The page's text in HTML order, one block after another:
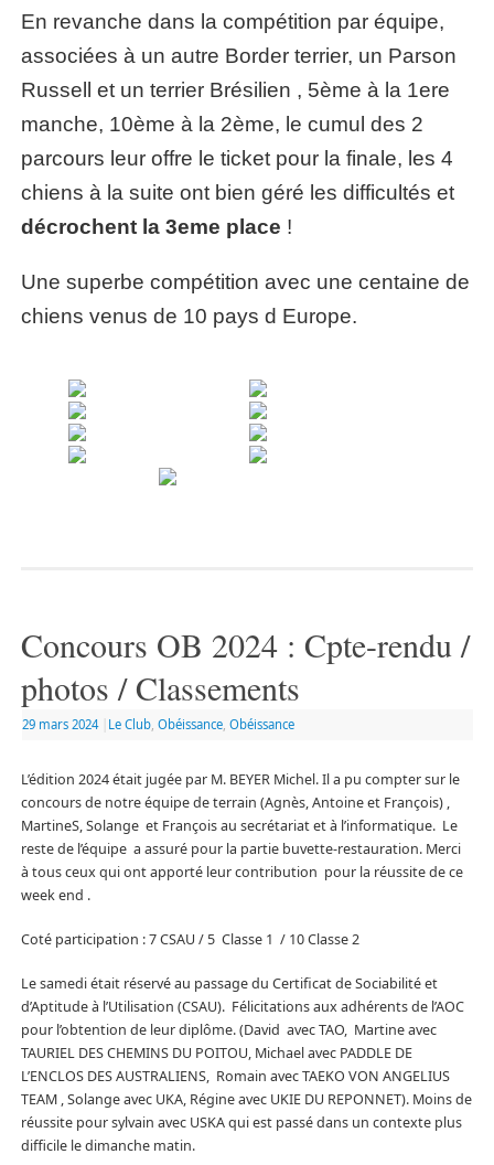
En revanche dans la compétition par équipe,
associées à un autre Border terrier, un Parson
Russell et un terrier Brésilien , 5ème à la 1ere
manche, 10ème à la 2ème, le cumul des 2
parcours leur offre le ticket pour la finale, les 4
chiens à la suite ont bien géré les difficultés et
décrochent la 3eme place !
Une superbe compétition avec une centaine de
chiens venus de 10 pays d Europe.
Concours OB 2024 : Cpte-rendu /
photos / Classements
29 mars 2024 Le Club, Obéissance, Obéissance
L’édition 2024 était jugée par M. BEYER Michel. Il a pu compter sur le
concours de notre équipe de terrain (Agnès, Antoine et François) ,
MartineS, Solange et François au secrétariat et à l’informatique. Le
reste de l’équipe a assuré pour la partie buvette-restauration. Merci
à tous ceux qui ont apporté leur contribution pour la réussite de ce
week end .
Coté participation : 7 CSAU / 5 Classe 1 / 10 Classe 2
Le samedi était réservé au passage du Certificat de Sociabilité et
d’Aptitude à l’Utilisation (CSAU). Félicitations aux adhérents de l’AOC
pour l’obtention de leur diplôme. (David avec TAO, Martine avec
TAURIEL DES CHEMINS DU POITOU, Michael avec PADDLE DE
L’ENCLOS DES AUSTRALIENS, Romain avec TAEKO VON ANGELIUS
TEAM , Solange avec UKA, Régine avec UKIE DU REPONNET). Moins de
réussite pour sylvain avec USKA qui est passé dans un contexte plus
difficile le dimanche matin.